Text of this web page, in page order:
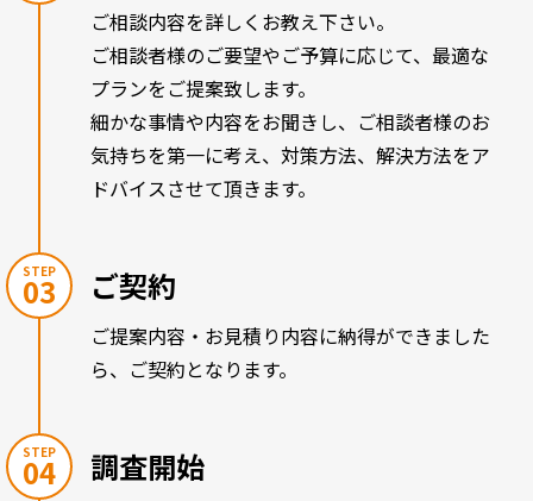
ご相談内容を詳しくお教え下さい。
ご相談者様のご要望やご予算に応じて、最適な
プランをご提案致します。
細かな事情や内容をお聞きし、ご相談者様のお
気持ちを第一に考え、対策方法、解決方法をア
ドバイスさせて頂きます。
STEP
03 ご契約
ご提案内容・お見積り内容に納得ができました
ら、ご契約となります。
STEP
04 調査開始